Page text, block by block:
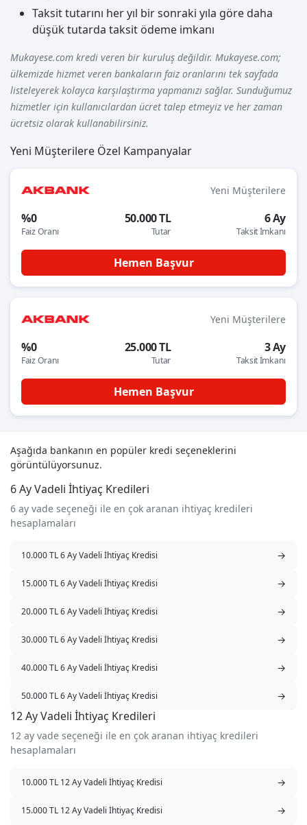
Taksit tutarını her yıl bir sonraki yıla göre daha
düşük tutarda taksit ödeme imkanı
Mukayese.com kredi veren bir kuruluş değildir. Mukayese.com;
ülkemizde hizmet veren bankaların faiz oranlarını tek sayfada
listeleyerek kolayca karşılaştırma yapmanızı sağlar. Sunduğumuz
hizmetler için kullanıcılardan ücret talep etmeyiz ve her zaman
ücretsiz olarak kullanabilirsiniz.
Yeni Müşterilere Özel Kampanyalar
Yeni Müşterilere
%0
Faiz Oranı
50.000 TL
Tutar
6 Ay
Taksit İmkanı
Hemen Başvur
Yeni Müşterilere
%0
Faiz Oranı
25.000 TL
Tutar
3 Ay
Taksit İmkanı
Hemen Başvur
Aşağıda bankanın en popüler kredi seçeneklerini
görüntülüyorsunuz.
6 Ay Vadeli İhtiyaç Kredileri
6 ay vade seçeneği ile en çok aranan ihtiyaç kredileri
hesaplamaları
10.000 TL 6 Ay Vadeli İhtiyaç Kredisi →
15.000 TL 6 Ay Vadeli İhtiyaç Kredisi →
20.000 TL 6 Ay Vadeli İhtiyaç Kredisi →
30.000 TL 6 Ay Vadeli İhtiyaç Kredisi →
40.000 TL 6 Ay Vadeli İhtiyaç Kredisi →
50.000 TL 6 Ay Vadeli İhtiyaç Kredisi →
12 Ay Vadeli İhtiyaç Kredileri
12 ay vade seçeneği ile en çok aranan ihtiyaç kredileri
hesaplamaları
10.000 TL 12 Ay Vadeli İhtiyaç Kredisi →
15.000 TL 12 Ay Vadeli İhtiyaç Kredisi →